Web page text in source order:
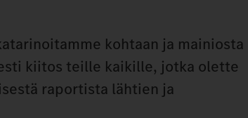
kohtaan ja mainiosta
kiitos teille kaikille, jotka olette
raportista lähtien ja